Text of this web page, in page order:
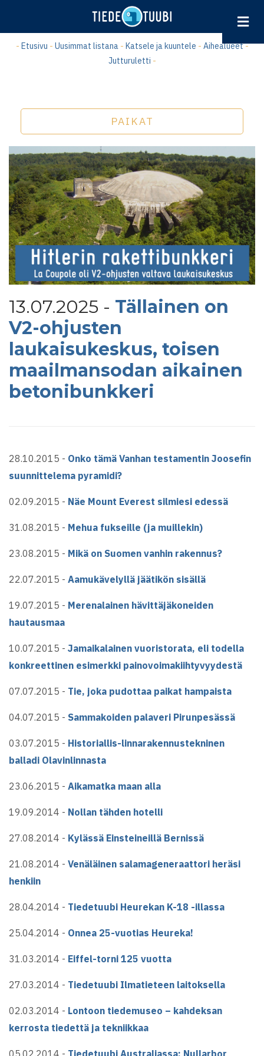
- Etusivu - Uusimmat listana- Katsele ja kuuntele - Aihealueet-
Jutturuletti -
PAIKAT
13.07.2025 - Tällainen on
V2-ohjusten
laukaisukeskus, toisen
maailmansodan aikainen
betonibunkkeri
28.10.2015 - Onko tämä Vanhan testamentin Joosefin
suunnittelema pyramidi?
02.09.2015 - Näe Mount Everest silmiesi edessä
31.08.2015 - Mehua fukseille (ja muillekin)
23.08.2015 - Mikä on Suomen vanhin rakennus?
22.07.2015 - Aamukävelyllä jäätikön sisällä
19.07.2015 - Merenalainen hävittäjäkoneiden
hautausmaa
10.07.2015 - Jamaikalainen vuoristorata, eli todella
konkreettinen esimerkki painovoimakiihtyvyydestä
07.07.2015 - Tie, joka pudottaa paikat hampaista
04.07.2015 - Sammakoiden palaveri Pirunpesässä
03.07.2015 - Historiallis-linnarakennustekninen
balladi Olavinlinnasta
23.06.2015 - Aikamatka maan alla
19.09.2014 - Nollan tähden hotelli
27.08.2014 - Kylässä Einsteineillä Bernissä
21.08.2014 - Venäläinen salamageneraattori heräsi
henkiin
28.04.2014 - Tiedetuubi Heurekan K-18 -illassa
25.04.2014 - Onnea 25-vuotias Heureka!
31.03.2014 - Eiffel-torni 125 vuotta
27.03.2014 - Tiedetuubi Ilmatieteen laitoksella
02.03.2014 - Lontoon tiedemuseo – kahdeksan
kerrosta tiedettä ja tekniikkaa